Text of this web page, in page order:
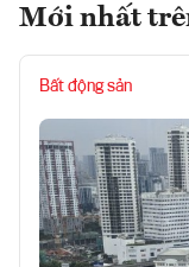
Mới nhất
Bất động sản